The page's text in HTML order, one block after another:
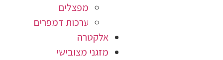
מפצלים
ערכות דמפרים
אלקטרה
מזגני מצובישי